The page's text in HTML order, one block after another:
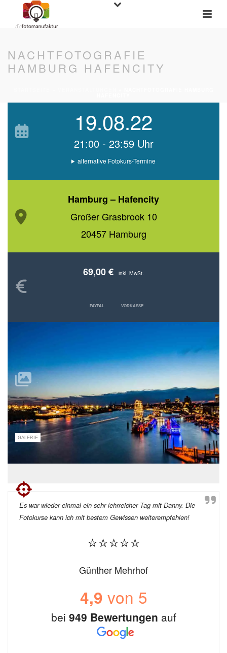
NACHTFOTOGRAFIE
HAMBURG HAFENCITY
19.08.22
21:00 - 23:59 Uhr
alternative Fotokurs-Termine
Hamburg – Hafencity
Großer Grasbrook 10
20457 Hamburg
69,00 € inkl. MwSt.
PAYPAL VORKASSE
GALERIE
Es war wieder einmal ein sehr lehrreicher Tag mit Danny. Die
Fotokurse kann ich mit bestem Gewissen weiterempfehlen!
⭐⭐⭐⭐⭐
Günther Mehrhof
4,9 von 5
bei 949 Bewertungen auf